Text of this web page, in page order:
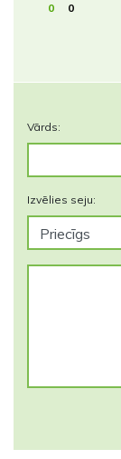
0 0
Vārds:
Izvēlies seju: